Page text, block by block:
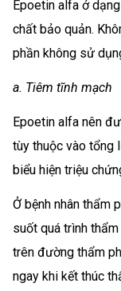
Epoetin alfa ở
chất bảo quản.
phần không sử
a. Tiêm tĩnh mạch
Epoetin alfa nên
tùy thuộc vào tổng
biểu hiện triệu
Ở bệnh nhân thẩm
suốt quá trình
trên đường thẩm
ngay khi kết thúc